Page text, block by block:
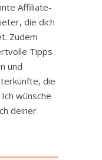
Affiliate-
die dich
Zudem
Tipps
und
die
wünsche
deiner